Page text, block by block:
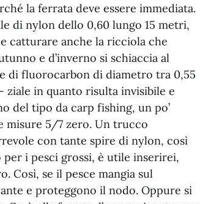
la ferrata deve essere immediata.
di nylon dello 0,60 lungo 15 metri,
catturare anche la ricciola che
e d’inverno si schiaccia al
di fluorocarbon di diametro tra 0,55
ziale in quanto risulta invisibile e
del tipo da carp fishing, un po’
misure 5/7 zero. Un trucco
con tante spire di nylon, così
i pesci grossi, è utile inserirei,
Così, se il pesce mangia sul
e proteggono il nodo. Oppure si